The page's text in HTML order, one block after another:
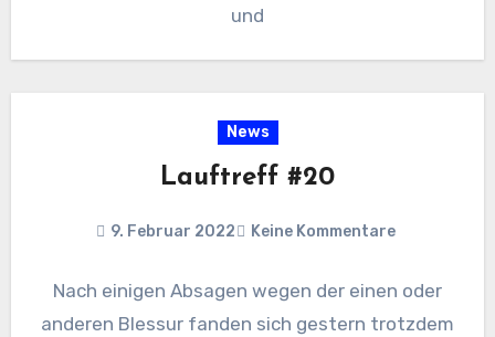
und
News
Lauftreff #20
9. Februar 2022 Keine Kommentare
Nach einigen Absagen wegen der einen oder
anderen Blessur fanden sich gestern trotzdem